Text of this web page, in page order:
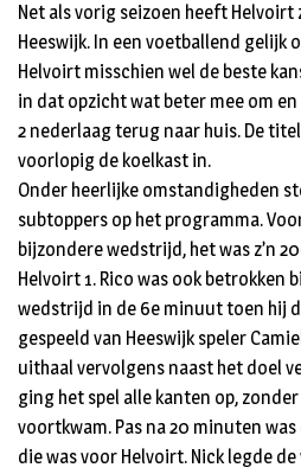
Net als vorig seizoen heeft
Heeswijk. In een voetballend gelijk
Helvoirt misschien wel de beste
in dat opzicht wat beter mee om
2 nederlaag terug naar huis. De
voorlopig de koelkast in.
Onder heerlijke omstandigheden
subtoppers op het programma.
bijzondere wedstrijd, het was z’n
Helvoirt 1. Rico was ook betrokken
wedstrijd in de 6e minuut toen hij
gespeeld van Heeswijk speler
uithaal vervolgens naast het doel
ging het spel alle kanten op,
voortkwam. Pas na 20 minuten
die was voor Helvoirt. Nick legde